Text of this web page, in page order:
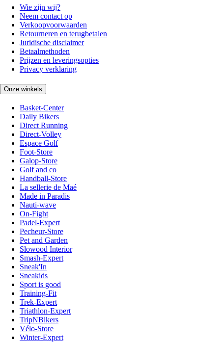
Wie zijn wij?
Neem contact op
Verkoopvoorwaarden
Retourneren en terugbetalen
Juridische disclaimer
Betaalmethoden
Prijzen en leveringsopties
Privacy verklaring
Onze winkels
Basket-Center
Daily Bikers
Direct Running
Direct-Volley
Espace Golf
Foot-Store
Galop-Store
Golf and co
Handball-Store
La sellerie de Maé
Made in Paradis
Nauti-wave
On-Fight
Padel-Expert
Pecheur-Store
Pet and Garden
Slowood Interior
Smash-Expert
Sneak'In
Sneakids
Sport is good
Training-Fit
Trek-Expert
Triathlon-Expert
TripNBikers
Vélo-Store
Winter-Expert